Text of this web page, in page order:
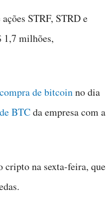
STRF, STRD e
1,7 milhões,
de bitcoinno dia
BTCda empresa com a
cripto na sexta-feira, que